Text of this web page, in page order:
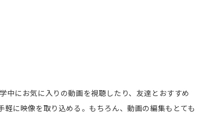
中にお気に入りの動画を視聴したり、友達とおすすめ
に映像を取り込める。もちろん、動画の編集もとても